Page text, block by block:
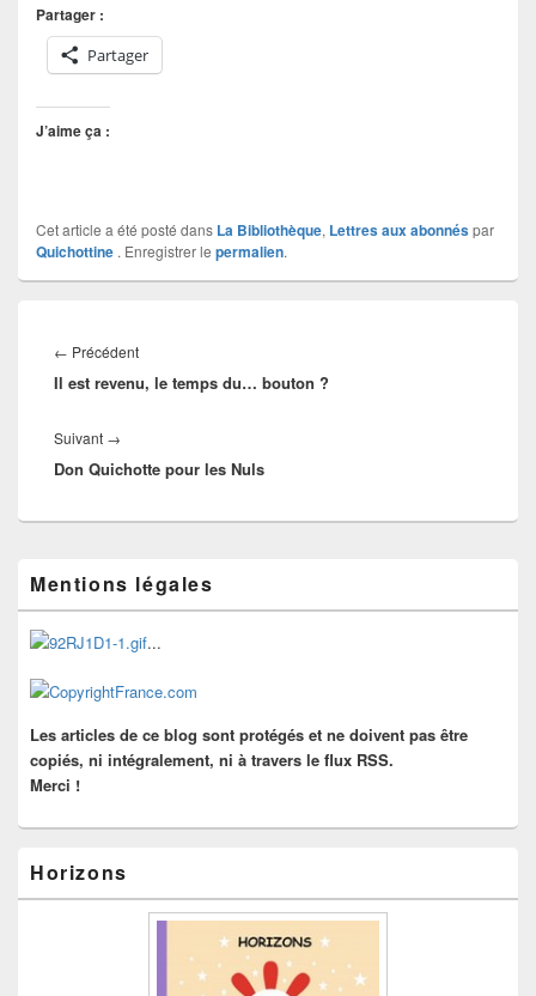
Partager :
Partager
J’aime ça :
Cet article a été posté dans La Bibliothèque, Lettres aux abonnéspar
Quichottine . Enregistrer le permalien.
de
l’article
← PrécédentArticle
précédent :
Il est revenu, le temps du… bouton ?
Suivant →
suivant :
Don Quichotte pour les Nuls
principale
de
widget
pour
barre
Mentions légales
...
Les articles de ce blog sont protégés et ne doivent pas être
copiés, ni intégralement, ni à travers le flux RSS.
Merci !
Horizons